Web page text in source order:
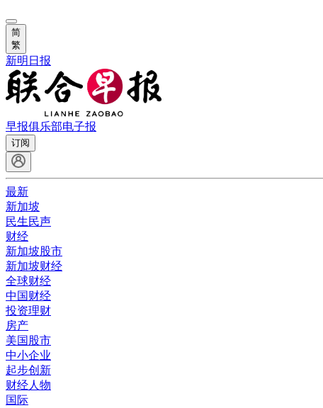
简
繁
新明日报
早报俱乐部电子报
订阅
最新
新加坡
民生民声
财经
新加坡股市
新加坡财经
全球财经
中国财经
投资理财
房产
美国股市
中小企业
起步创新
财经人物
国际